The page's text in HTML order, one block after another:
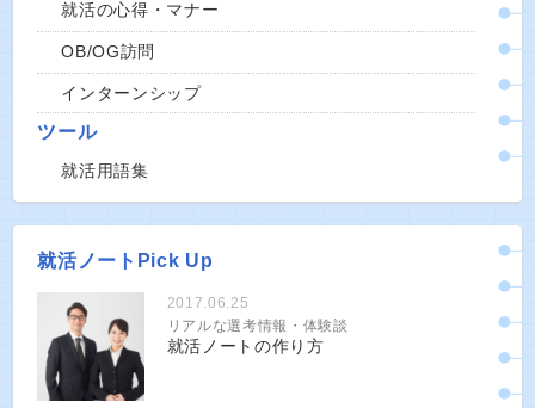
就活の心得・マナー
OB/OG訪問
インターンシップ
ツール
就活用語集
就活ノートPick Up
2017.06.25
リアルな選考情報・体験談
就活ノートの作り方